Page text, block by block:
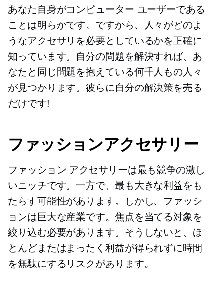
あなた自身がコンピューター ユーザーである
ことは明らかです。ですから、人々がどのよ
うなアクセサリを必要としているかを正確に
知っています。自分の問題を解決すれば、あ
なたと同じ問題を抱えている何千人もの人々
が見つかります。彼らに自分の解決策を売る
だけです!
ファッションアクセサリー
ファッション アクセサリーは最も競争の激し
いニッチです。一方で、最も大きな利益をも
たらす可能性があります。しかし、ファッシ
ョンは巨大な産業です。焦点を当てる対象を
絞り込む必要があります。そうしないと、ほ
とんどまたはまったく利益が得られずに時間
を無駄にするリスクがあります。